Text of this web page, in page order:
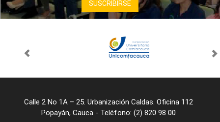
Calle 2 No 1A – 25. Urbanización Caldas. Oficina 112
Popayán, Cauca - Teléfono: (2) 820 98 00